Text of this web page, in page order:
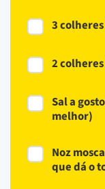
3
2
Sal a
melhor)
Noz
que dá o